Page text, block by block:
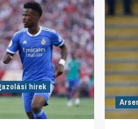
hírek